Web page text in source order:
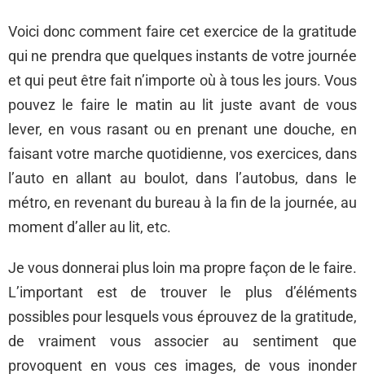
Voici donc comment faire cet exercice de la gratitude
qui ne prendra que quelques instants de votre journée
et qui peut être fait n’importe où à tous les jours. Vous
pouvez le faire le matin au lit juste avant de vous
lever, en vous rasant ou en prenant une douche, en
faisant votre marche quotidienne, vos exercices, dans
l’auto en allant au boulot, dans l’autobus, dans le
métro, en revenant du bureau à la fin de la journée, au
moment d’aller au lit, etc.
Je vous donnerai plus loin ma propre façon de le faire.
L’important est de trouver le plus d’éléments
possibles pour lesquels vous éprouvez de la gratitude,
de vraiment vous associer au sentiment que
provoquent en vous ces images, de vous inonder